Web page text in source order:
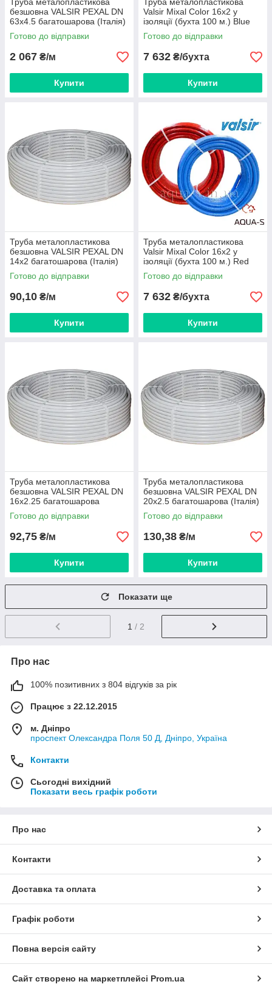
безшовна VALSIR PEXAL DN
63x4.5 багатошарова (Італія)
VS0100033
Готово до відправки
2 067 ₴/м
Купити
Valsir Mixal Color 16х2 у
ізоляції (бухта 100 м.) Blue
Готово до відправки
7 632 ₴/бухта
Купити
Труба металопластикова
безшовна VALSIR PEXAL DN
14x2 багатошарова (Італія)
VS0100101
Готово до відправки
90,10 ₴/м
Купити
Труба металопластикова
Valsir Mixal Color 16х2 у
ізоляції (бухта 100 м.) Red
Готово до відправки
7 632 ₴/бухта
Купити
Труба металопластикова
безшовна VALSIR PEXAL DN
16x2.25 багатошарова
(Італія) VS0100105
Готово до відправки
92,75 ₴/м
Купити
Труба металопластикова
безшовна VALSIR PEXAL DN
20x2.5 багатошарова (Італія)
VS0100113
Готово до відправки
130,38 ₴/м
Купити
Показати ще
1 / 2
Про нас
100% позитивних з 804 відгуків за рік
Працює з 22.12.2015
м. Дніпро
проспект Олександра Поля 50 Д, Дніпро, Україна
Контакти
Сьогодні вихідний
Показати весь графік роботи
Про нас
Контакти
Доставка та оплата
Графік роботи
Повна версія сайту
Сайт створено на маркетплейсі Prom.ua